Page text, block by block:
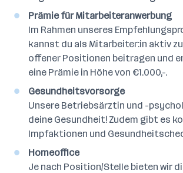
Prämie für Mitarbeiteranwerbung
Im Rahmen unseres
kannst du als Mitarbeiter:in aktiv
offener Positionen beitragen und
eine Prämie in Höhe von €1.000,-.
Gesundheitsvorsorge
Unsere Betriebsärztin und -
deine Gesundheit! Zudem gibt es
Impfaktionen und
Homeoffice
Je nach Position/Stelle bieten wir